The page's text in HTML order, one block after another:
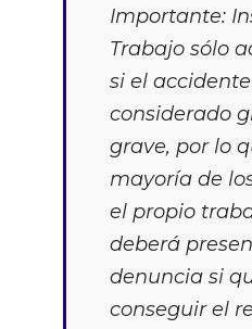
Importante:
Trabajo sólo
si el
considerado
grave, por lo
mayoría de
el propio
deberá
denuncia si
conseguir el